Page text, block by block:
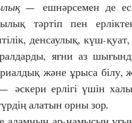
— ешнәрсемен де
тәртіп пен
денсаулық, күш-
яғни аз
— әскери ерлігі үшін
алатын орны зор.